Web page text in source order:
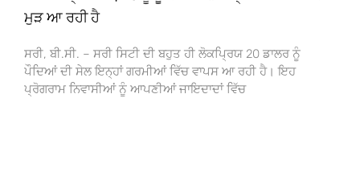
ਮੁੜ ਆ ਰਹੀ ਹੈ
ਸਰੀ, ਬੀ.ਸੀ. – ਸਰੀ ਸਿਟੀ ਦੀ ਬਹੁਤ ਹੀ ਲੋਕਪ੍ਰਿਯ 20 ਡਾਲਰ ਨੂੰ
ਪੌਦਿਆਂ ਦੀ ਸੇਲ ਇਨ੍ਹਾਂ ਗਰਮੀਆਂ ਵਿੱਚ ਵਾਪਸ ਆ ਰਹੀ ਹੈ। ਇਹ
ਪ੍ਰੋਗਰਾਮ ਨਿਵਾਸੀਆਂ ਨੂੰ ਆਪਣੀਆਂ ਜਾਇਦਾਦਾਂ ਵਿੱਚ